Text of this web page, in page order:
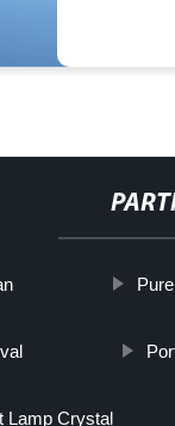
Lamp Crystal